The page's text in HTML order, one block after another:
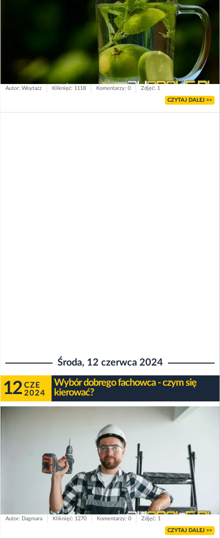
Autor: Woytazz Kliknięć: 1118 Komentarzy: 0 Zdjęć: 1
CZYTAJ DALEJ >>
Środa, 12 czerwca 2024
12 CZE
2024
Wybór dobrego fachowca - czym się
kierować?
Autor: Dagmara Kliknięć: 1270 Komentarzy: 0 Zdjęć: 1
CZYTAJ DALEJ >>